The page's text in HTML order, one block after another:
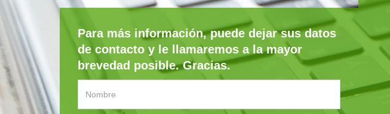
Para más información, puede dejar sus datos
de contacto y le llamaremos a la mayor
brevedad posible. Gracias.